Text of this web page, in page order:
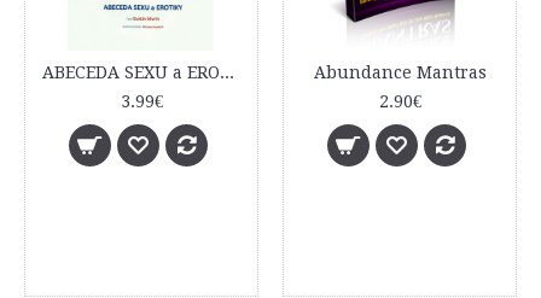
ABECEDA SEXU a EROTIKY
3.99€
Abundance Mantras
2.90€